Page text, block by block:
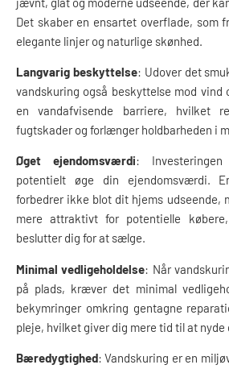
Det skaber en ensartet overflade, som
elegante linjer og naturlige skønhed.
Langvarig beskyttelse: Udover det
vandskuring også beskyttelse mod vind
en vandafvisende barriere, hvilket
fugtskader og forlænger holdbarheden i
Øget ejendomsværdi:
potentielt øge din ejendomsværdi.
forbedrer ikke blot dit hjems udseende,
mere attraktivt for potentielle
beslutter dig for at sælge.
Minimal vedligeholdelse: Når
på plads, kræver det minimal
bekymringer omkring gentagne
pleje, hvilket giver dig mere tid til at
Bæredygtighed: Vandskuring er en